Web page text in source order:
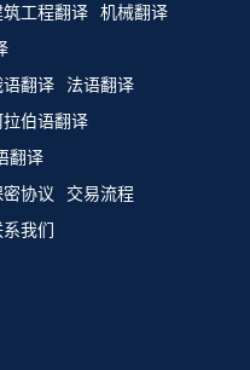
筑工程翻译 机械翻译
语翻译
法语翻译
拉伯语翻译
翻译
密协议
交易流程
系我们